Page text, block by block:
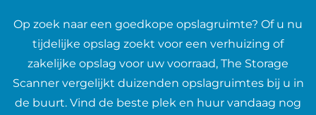
Op zoek naar een goedkope opslagruimte? Of u nu
tijdelijke opslag zoekt voor een verhuizing of
zakelijke opslag voor uw voorraad, The Storage
Scanner vergelijkt duizenden opslagruimtes bij u in
de buurt. Vind de beste plek en huur vandaag nog